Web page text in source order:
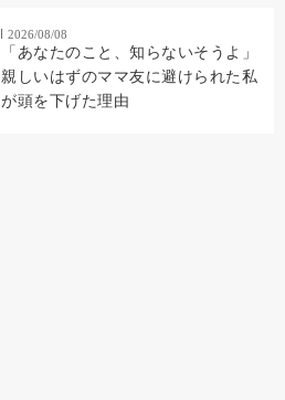
2026/08/08
「あなたのこと、知らないそうよ」
親しいはずのママ友に避けられた私
が頭を下げた理由